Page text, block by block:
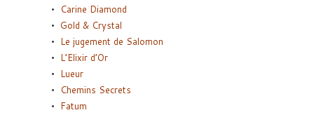
Carine Diamond
Gold & Crystal
Le jugement de Salomon
L’Elixir d’Or
Lueur
Chemins Secrets
Fatum